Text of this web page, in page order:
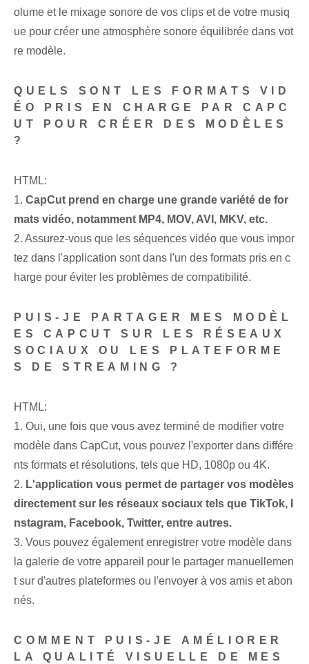
olume et le mixage sonore de vos clips et de votre musiq
ue pour créer une atmosphère sonore équilibrée dans vot
re modèle.
QUELS SONT LES FORMATS VID
ÉO PRIS EN CHARGE PAR CAPC
UT POUR CRÉER DES MODÈLES
?
HTML:
1. CapCut prend en charge une grande variété de for
mats vidéo, notamment MP4, MOV, AVI, MKV, etc.
2. Assurez-vous que les séquences vidéo que vous impor
tez dans l'application sont dans l'un des formats pris en c
harge pour éviter les problèmes de compatibilité.
PUIS-JE PARTAGER MES MODÈL
ES CAPCUT SUR LES RÉSEAUX
SOCIAUX OU LES PLATEFORME
S DE STREAMING ?
HTML:
1. Oui, une fois que vous avez terminé de modifier votre
modèle dans CapCut, vous pouvez l'exporter dans différe
nts formats et résolutions, tels que HD, 1080p ou 4K.
2. L'application vous permet de partager vos modèles
directement sur les réseaux sociaux tels que TikTok, I
nstagram, Facebook, Twitter, entre autres.
3. Vous pouvez également enregistrer votre modèle dans
la galerie de votre appareil pour le partager manuellemen
t sur d'autres plateformes ou l'envoyer à vos amis et abon
nés.
COMMENT PUIS-JE AMÉLIORER
LA QUALITÉ VISUELLE DE MES